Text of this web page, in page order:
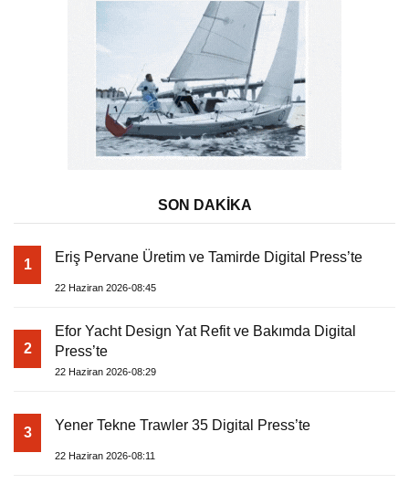
SON DAKİKA
1 Eriş Pervane Üretim ve Tamirde Digital Press’te
22 Haziran 2026-08:45
2
Efor Yacht Design Yat Refit ve Bakımda Digital
Press’te
22 Haziran 2026-08:29
3 Yener Tekne Trawler 35 Digital Press’te
22 Haziran 2026-08:11